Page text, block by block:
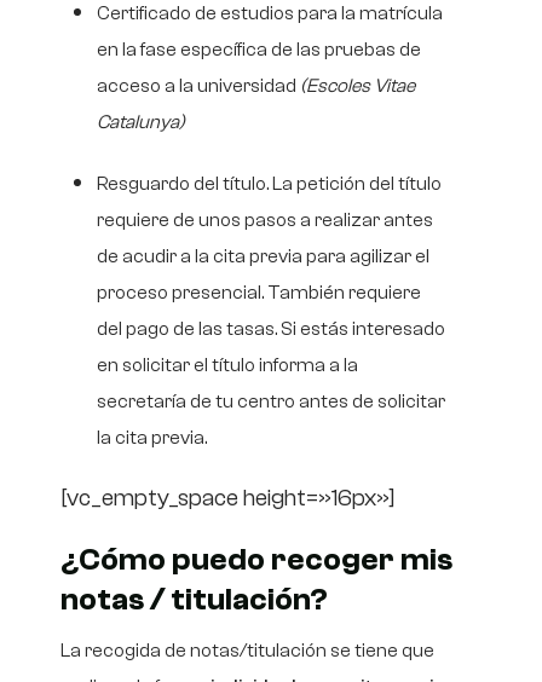
Certificado de estudios para la matrícula
en la fase específica de las pruebas de
acceso a la universidad (Escoles Vitae
Catalunya)
Resguardo del título. La petición del título
requiere de unos pasos a realizar antes
de acudir a la cita previa para agilizar el
proceso presencial. También requiere
del pago de las tasas. Si estás interesado
en solicitar el título informa a la
secretaría de tu centro antes de solicitar
la cita previa.
[vc_empty_space height=»16px»]
¿Cómo puedo recoger mis
notas / titulación?
La recogida de notas/titulación se tiene que